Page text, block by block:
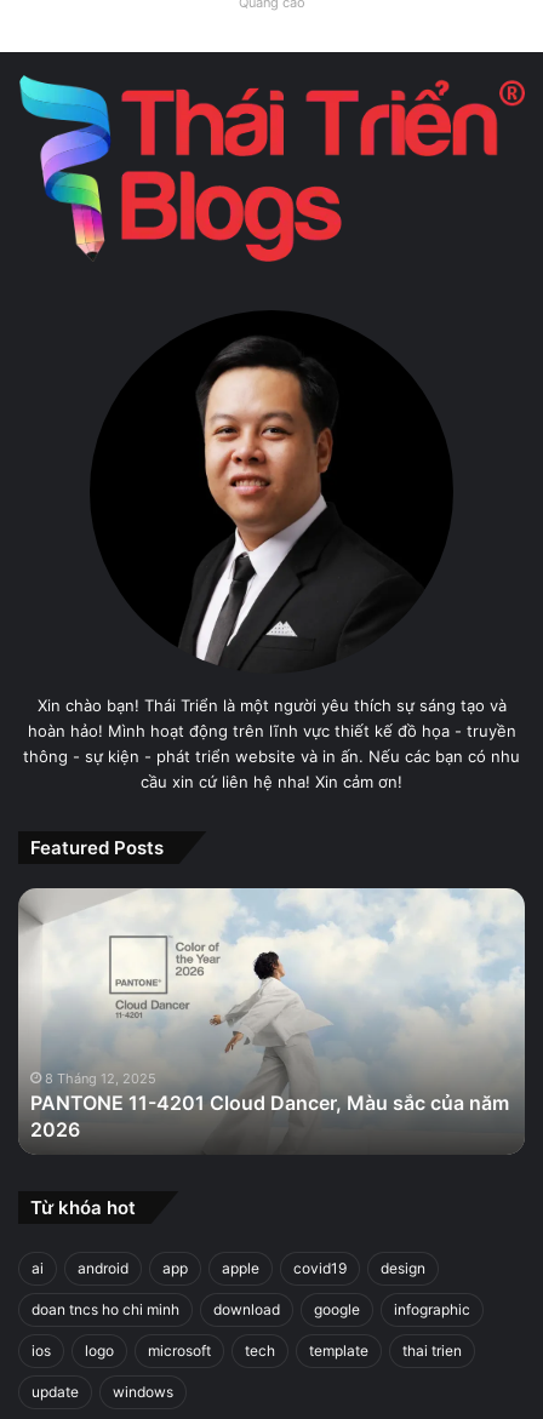
Xin chào bạn! Thái Triển là một người yêu thích sự sáng tạo và
hoàn hảo! Mình hoạt động trên lĩnh vực thiết kế đồ họa - truyền
thông - sự kiện - phát triển website và in ấn. Nếu các bạn có nhu
cầu xin cứ liên hệ nha! Xin cảm ơn!
Featured Posts
PANTONE
11-
Màu
của
năm
2026
8 Tháng 12, 2025
PANTONE 11-4201 Cloud Dancer, Màu sắc của năm
2026
Từ khóa hot
ai android app apple covid19 design
doan tncs ho chi minh download google infographic
ios logo microsoft tech template thai trien
update windows